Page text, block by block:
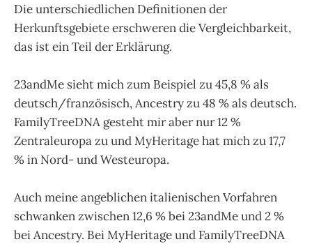
Die unterschiedlichen Definitionen der
Herkunftsgebiete erschweren die Vergleichbarkeit,
das ist ein Teil der Erklärung.
23andMe sieht mich zum Beispiel zu 45,8 % als
deutsch/französisch, Ancestry zu 48 % als deutsch.
FamilyTreeDNA gesteht mir aber nur 12 %
Zentraleuropa zu und MyHeritage hat mich zu 17,7
% in Nord- und Westeuropa.
Auch meine angeblichen italienischen Vorfahren
schwanken zwischen 12,6 % bei 23andMe und 2 %
bei Ancestry. Bei MyHeritage und FamilyTreeDNA